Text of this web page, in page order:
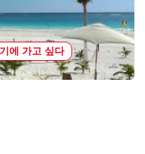
에 가고 싶다